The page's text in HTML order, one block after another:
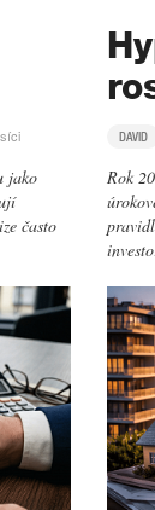
jako
často
DAVID
Rok